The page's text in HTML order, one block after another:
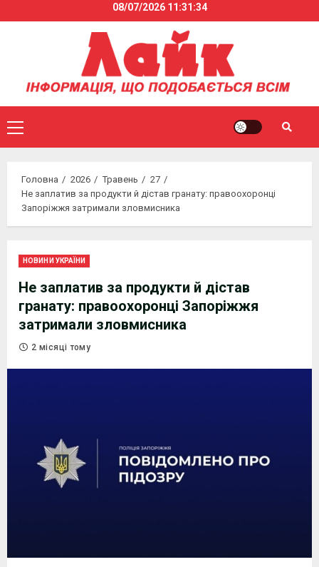
to
08/07/2026 11:31:34
Primary
Menu
Головна 2026 Травень
27
Не заплатив за продукти й дістав гранату: правоохоронці
Запоріжжя затримали зловмисника
НОВИНИ УКРАЇНИ
Не заплатив за продукти й дістав
гранату: правоохоронці Запоріжжя
затримали зловмисника
2 місяці тому